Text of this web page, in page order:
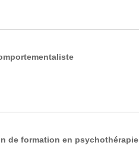
de formation en psychothérapie